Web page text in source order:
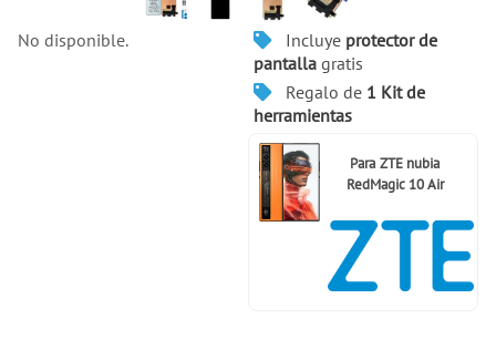
No disponible. Incluye protector de
pantallagratis
Regalo de 1 Kit de
herramientas
Para ZTE nubia
RedMagic 10 Air